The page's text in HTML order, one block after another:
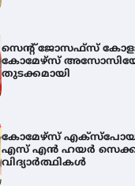
സെന്റ് ജോസഫ്സ്
കോമേഴ്‌സ്
തുടക്കമായി
കോമേഴ്സ്
എസ് എൻ ഹയർ
വിദ്യാർത്ഥികൾ